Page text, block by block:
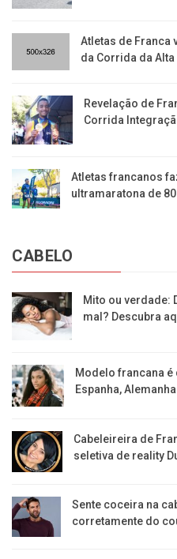
Atletas de Franca
da Corrida da
Revelação de
Corrida
Atletas francanos
ultramaratona de
CABELO
Mito ou verdade:
mal? Descubra
Modelo francana é
Espanha,
Cabeleireira de
seletiva de reality
Sente coceira na
corretamente do